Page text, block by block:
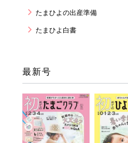
たまひよの出産準備
たまひよ白書
最新号